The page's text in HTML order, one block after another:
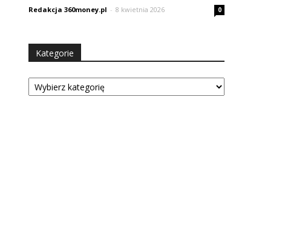
Redakcja 360money.pl - 8 kwietnia 2026 0
Kategorie
Kategorie